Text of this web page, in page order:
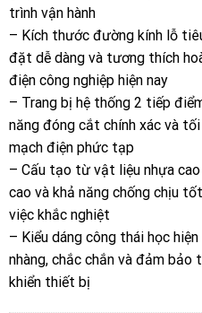
trình vận hành
– Kích thước đường kính lỗ
đặt dễ dàng và tương thích
điện công nghiệp hiện nay
– Trang bị hệ thống 2 tiếp
năng đóng cắt chính xác và
mạch điện phức tạp
– Cấu tạo từ vật liệu nhựa
cao và khả năng chống chịu
việc khắc nghiệt
– Kiểu dáng công thái học
nhàng, chắc chắn và đảm
khiển thiết bị